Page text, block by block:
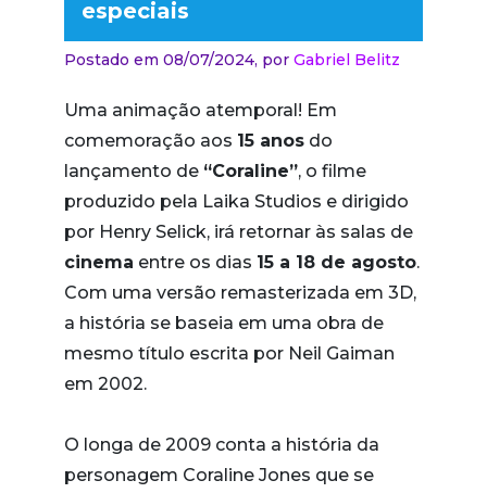
especiais
Postado em 08/07/2024, por Gabriel Belitz
Uma animação atemporal! Em
comemoração aos 15 anos do
lançamento de “Coraline”, o filme
produzido pela Laika Studios e dirigido
por Henry Selick, irá retornar às salas de
cinema entre os dias 15 a 18 de agosto.
Com uma versão remasterizada em 3D,
a história se baseia em uma obra de
mesmo título escrita por Neil Gaiman
em 2002.
O longa de 2009 conta a história da
personagem Coraline Jones que se